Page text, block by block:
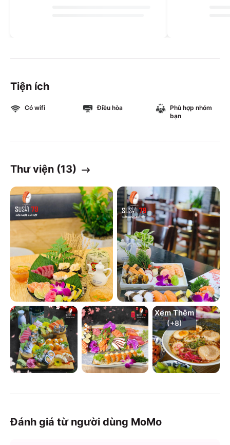
Tiện ích
Có wifi Điều hòa
Phù hợp nhóm
bạn
Thư viện (13)
Xem Thêm
(+8)
Đánh giá từ người dùng MoMo